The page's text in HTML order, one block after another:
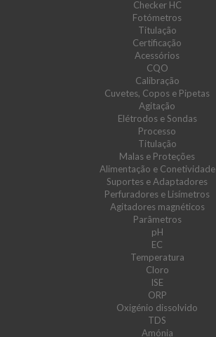
Checker HC
Fotómetros
Titulação
Certificação
Acessórios
CQO
Calibração
Cuvetes, Copos e Pipetas
Agitação
Elétrodos e Sondas
Processo
Titulação
Malas e Proteções
Alimentação e Conetividade
Suportes e Adaptadores
Perfuradores e Lisímetros
Agitadores magnéticos
Parâmetros
pH
EC
Temperatura
Cloro
ISE
ORP
Oxigénio dissolvido
TDS
Amónia